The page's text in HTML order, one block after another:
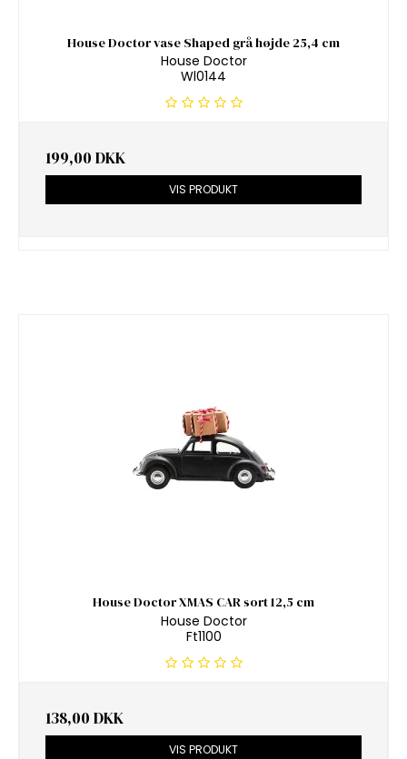
House Doctor vase Shaped grå højde 25,4 cm
House Doctor
Wl0144
199,00 DKK
VIS PRODUKT
House Doctor XMAS CAR sort 12,5 cm
House Doctor
Ft1100
138,00 DKK
VIS PRODUKT